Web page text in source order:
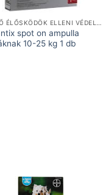
spot on ampulla
10-25 kg 1 db